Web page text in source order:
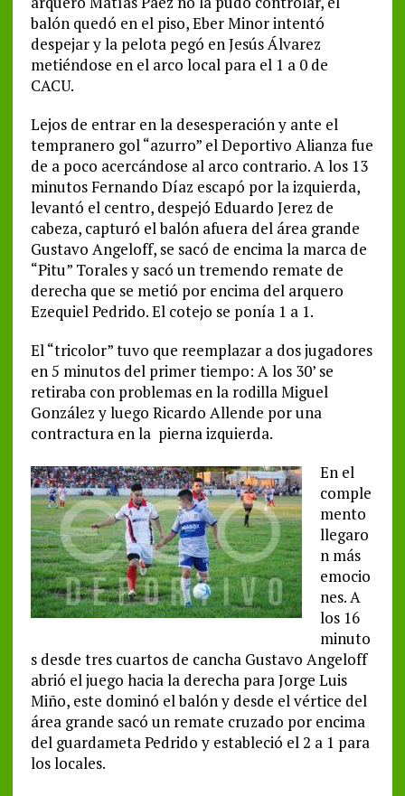
balón quedó en el piso, Eber Minor intentó
despejar y la pelota pegó en Jesús Álvarez
metiéndose en el arco local para el 1 a 0 de
CACU.
Lejos de entrar en la desesperación y ante el
tempranero gol “azurro” el Deportivo Alianza fue
de a poco acercándose al arco contrario. A los 13
minutos Fernando Díaz escapó por la izquierda,
levantó el centro, despejó Eduardo Jerez de
cabeza, capturó el balón afuera del área grande
Gustavo Angeloff, se sacó de encima la marca de
“Pitu” Torales y sacó un tremendo remate de
derecha que se metió por encima del arquero
Ezequiel Pedrido. El cotejo se ponía 1 a 1.
El “tricolor” tuvo que reemplazar a dos jugadores
en 5 minutos del primer tiempo: A los 30’ se
retiraba con problemas en la rodilla Miguel
González y luego Ricardo Allende por una
contractura en la pierna izquierda.
En el
comple
mento
llegaro
n más
emocio
nes. A
los 16
minuto
s desde tres cuartos de cancha Gustavo Angeloff
abrió el juego hacia la derecha para Jorge Luis
Miño, este dominó el balón y desde el vértice del
área grande sacó un remate cruzado por encima
del guardameta Pedrido y estableció el 2 a 1 para
los locales.